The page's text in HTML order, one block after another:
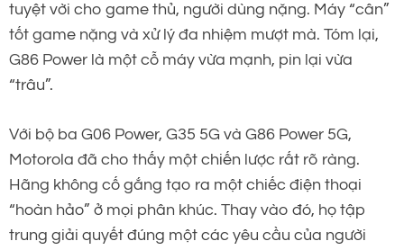
tuyệt vời cho game thủ, người dùng nặng. Máy “cân”
tốt game nặng và xử lý đa nhiệm mượt mà. Tóm lại,
G86 Power là một cỗ máy vừa mạnh, pin lại vừa
“trâu”.
Với bộ ba G06 Power, G35 5G và G86 Power 5G,
Motorola đã cho thấy một chiến lược rất rõ ràng.
Hãng không cố gắng tạo ra một chiếc điện thoại
“hoàn hảo” ở mọi phân khúc. Thay vào đó, họ tập
trung giải quyết đúng một các yêu cầu của người